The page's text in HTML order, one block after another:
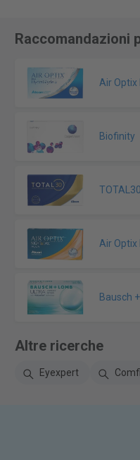
Raccomandazioni
Air Optix
Biofinity
TOTAL30
Air Optix
Bausch
Altre ricerche
Eyexpert